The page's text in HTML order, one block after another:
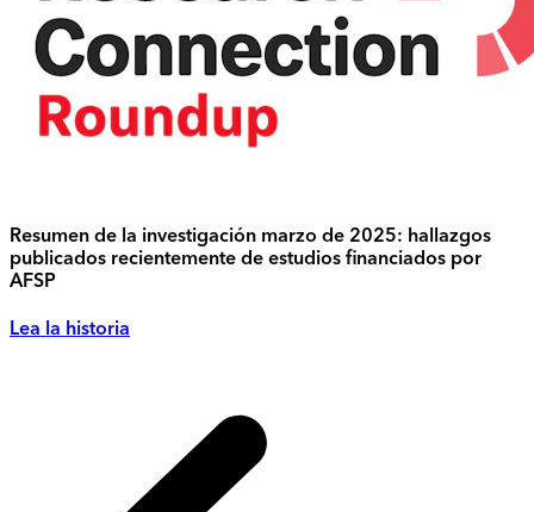
Resumen de la investigación marzo de 2025: hallazgos
publicados recientemente de estudios financiados por
AFSP
Lea la historia